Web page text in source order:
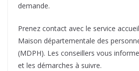
demande.
Prenez contact avec le service
Maison départementale des
(MDPH). Les conseillers vous
et les démarches à suivre.